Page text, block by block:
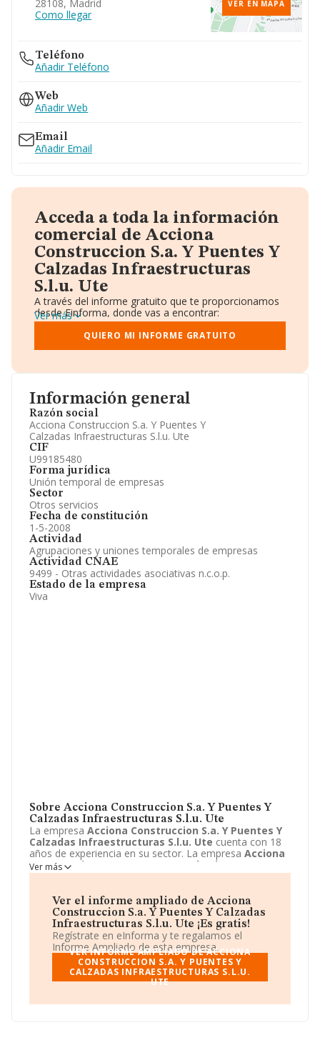
Información general
Razón social
Acciona Construccion S.a. Y Puentes Y
Calzadas Infraestructuras S.l.u. Ute
CIF
U99185480
Forma jurídica
Unión temporal de empresas
Sector
Otros servicios
Fecha de constitución
1-5-2008
Actividad
Agrupaciones y uniones temporales de empresas
Actividad CNAE
9499 - Otras actividades asociativas n.c.o.p.
Estado de la empresa
Viva
Sobre Acciona Construccion S.a. Y Puentes Y
Calzadas Infraestructuras S.l.u. Ute
La empresa Acciona Construccion S.a. Y Puentes Y
Calzadas Infraestructuras S.l.u. Ute cuenta con 18
años de experiencia en su sector. La empresa Acciona
Construccion S.a. Y Puentes Y Calzadas
Infraestructuras S.l.u. Utecon domicilio en Avenida
actividad CNAE es 9499 - Otras actividades asociativas
n.c.o.p.. La empresaAcciona Construccion S.a. Y
Puentes Y Calzadas Infraestructuras S.l.u. Ute
inscrita como Unión temporal de empresas.
Ver más
Ver el informe ampliado de Acciona
Construccion S.a. Y Puentes Y Calzadas
Infraestructuras S.l.u. Ute ¡Es gratis!
Regístrate en eInforma y te regalamos el
Informe Ampliado de esta empresa.
VER INFORME AMPLIADO DE ACCIONA
CONSTRUCCION S.A. Y PUENTES Y
CALZADAS INFRAESTRUCTURAS S.L.U.
UTE
28108, Madrid
Como llegar
VER EN MAPA
Teléfono
Añadir Teléfono
Web
Añadir Web
Email
Añadir Email
Acceda a toda la información
comercial de Acciona
Construccion S.a. Y Puentes Y
Calzadas Infraestructuras
S.l.u. Ute
A través del informe gratuito que te proporcionamos
desde Einforma, donde vas a encontrar:
Datos identificativos: Denominación, CIF,
Teléfono, Domicilio.
Informe Mercantil Completo (BORME).
Accionistas.
Participaciones y Vinculaciones en otras empresas.
Artículos de prensa publicados sobre la empresa.
Información oficial y registral complementaria.
Ver más
QUIERO MI INFORME GRATUITO